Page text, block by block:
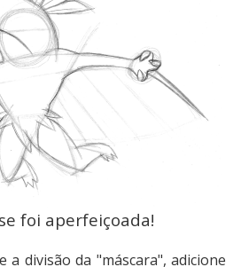
foi aperfeiçoada!
a divisão da "máscara", adicione